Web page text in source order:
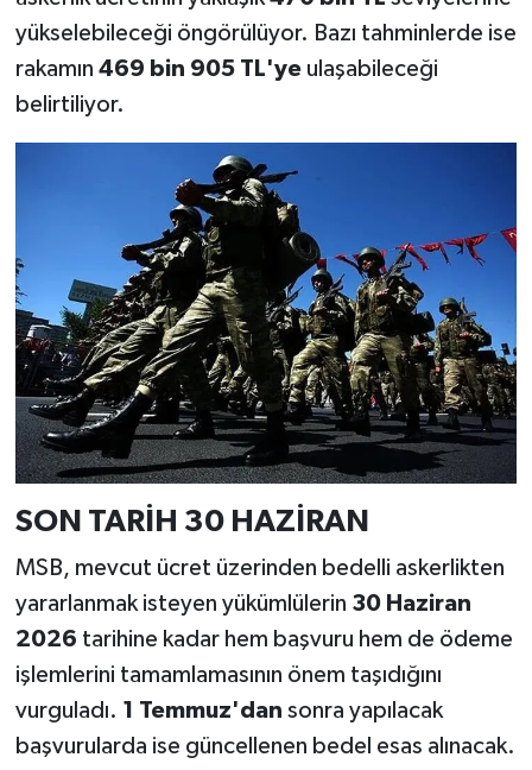
yükselebileceği öngörülüyor. Bazı tahminlerde ise
rakamın 469 bin 905 TL'yeulaşabileceği
belirtiliyor.
SON TARİH 30 HAZİRAN
MSB, mevcut ücret üzerinden bedelli askerlikten
yararlanmak isteyen yükümlülerin 30 Haziran
2026 tarihine kadar hem başvuru hem de ödeme
işlemlerini tamamlamasının önem taşıdığını
vurguladı. 1 Temmuz'dan sonra yapılacak
başvurularda ise güncellenen bedel esas alınacak.